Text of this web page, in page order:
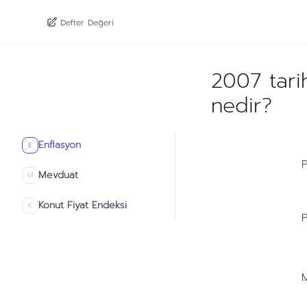
E Enflasyon
M Mevduat
K Konut Fiyat Endeksi
Defter Değeri
2007
nedir?